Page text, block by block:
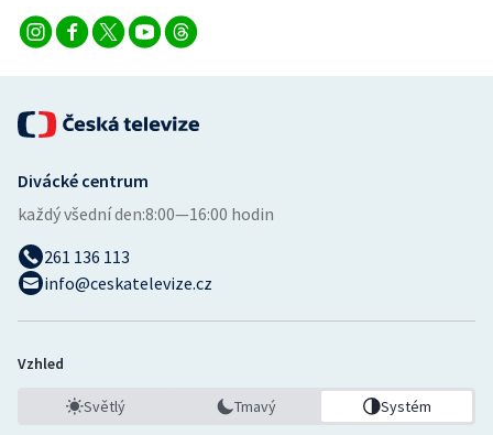
Divácké centrum
každý všední den:8:00—16:00 hodin
261 136 113
info@ceskatelevize.cz
Vzhled
Světlý Tmavý Systém